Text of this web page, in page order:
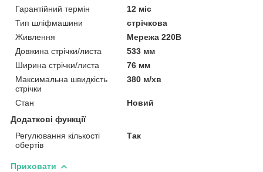
Гарантійний термін
12 міс
Тип шліфмашини
стрічкова
Живлення
Мережа 220В
Довжина стрічки/листа
533 мм
Ширина стрічки/листа
76 мм
Максимальна швидкість
стрічки
380 м/хв
Стан
Новий
Додаткові функції
Регулювання кількості
обертів
Так
Приховати